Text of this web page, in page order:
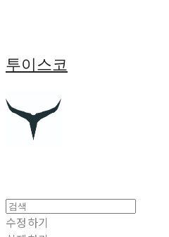
투이스코
수정하기